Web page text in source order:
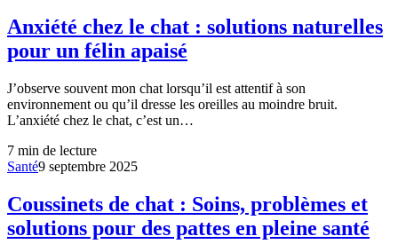
Anxiété chez le chat : solutions naturelles
pour un félin apaisé
J’observe souvent mon chat lorsqu’il est attentif à son
environnement ou qu’il dresse les oreilles au moindre bruit.
L’anxiété chez le chat, c’est un…
7 min de lecture
Santé9 septembre 2025
Coussinets de chat : Soins, problèmes et
solutions pour des pattes en pleine santé